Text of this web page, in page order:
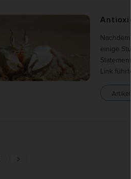
einige
Link führte